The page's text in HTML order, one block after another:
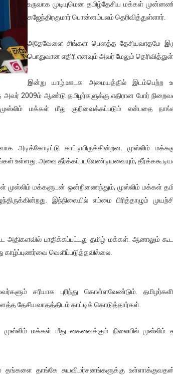
கண்டனப் போராட்டத்திற்கு
படித்த மாணவர்கள் தொடர்பில்
இலங்கைத் தமிழ் குடும்பம்!! நடந்தது என்ன
: ரஜினிக்காக இலங்கை பாடலாசிரியர்
- கொதித்தெழுந்த பிரதேசவாசிகள்!
கூடிய இடங்கள்...
செய்த முதியவருக்கு வழங்கப்பட்ட தண்டனை
அதிரடி உத்தரவு!
கேணல் சங்கர் ஆகியோரின் நினைவெழுச்சி
தமிழின அழிப்பிற்கு நீதி கேட்டு
(வீடியோ)
அதிக காலெக்ஷன் செய்த திரைப்படம் !
உருவாக முடியுமென தமிழ்தேசிய மக்கள்
கஜேந்திரகுமார் பொன்னம்பலம் தெரிவித்துள்ளார்.
அதேவேளை சிங்கள பௌத்த தேசியவாதமே இரு
பொதுவான எதிரி எனவும் அவர் மேலும்
இன்று யாழ்.ஊடக அமையத்தில் இடம்பெற்ற
அவர் 2009ம் ஆண்டு தமிழர்களுக்கு எதிரான போர்
மக்கள் மீது குறிவைக்கப்படும் என்பதை
காட்டியிருக்கின்றன. முஸ்லிம்
உள்ளது. அவை தீர்க்கப்படவேண்டியவையும்,
முஸ்லிம் மக்களுடன் ஒன்றிணைந்தும், முஸ்லிம் மக்கள்
இந்நிலையில் எம்மை பிரித்தாழும்
அதிகளவில் பாதிக்கப்பட்டது தமிழ் மக்கள். ஆனாலும்
காழ்ப்புணர்வை வெளிப்படுத்தவில்லை.
சரியாக புரிந்து கொள்ளவேண்டும்.
தேசியவாதத்திடம் காட்டிக் கொடுத்தார்கள்.
மக்கள் மீது கைவைக்கும் நிலையில் முஸ்லிம்
தங்களை தாங்கே சுயவிமர்சனங்களுக்கு